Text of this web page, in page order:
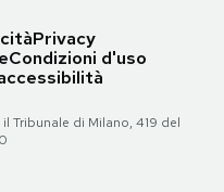
Privacy
Condizioni d'uso
Tribunale di Milano, 419 del